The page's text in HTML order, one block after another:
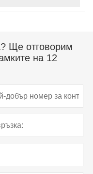
Ще отговорим
на 12